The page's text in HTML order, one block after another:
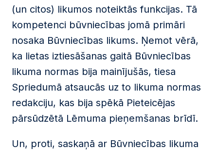
(un citos) likumos noteiktās funkcijas. Tā
kompetenci būvniecības jomā primāri
nosaka Būvniecības likums. Ņemot vērā,
ka lietas iztiesāšanas gaitā Būvniecības
likuma normas bija mainījušās, tiesa
Spriedumā atsaucās uz to likuma normas
redakciju, kas bija spēkā Pieteicējas
pārsūdzētā Lēmuma pieņemšanas brīdī.
Un, proti, saskaņā ar Būvniecības likuma